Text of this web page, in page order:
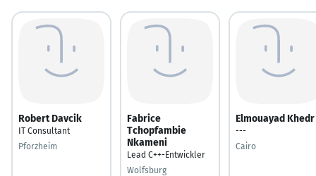
Robert Davcik
IT Consultant
Pforzheim
Fabrice
Tchopfambie
Nkameni
Lead C++-Entwickler
Wolfsburg
Elmouayad Khedr
---
Cairo